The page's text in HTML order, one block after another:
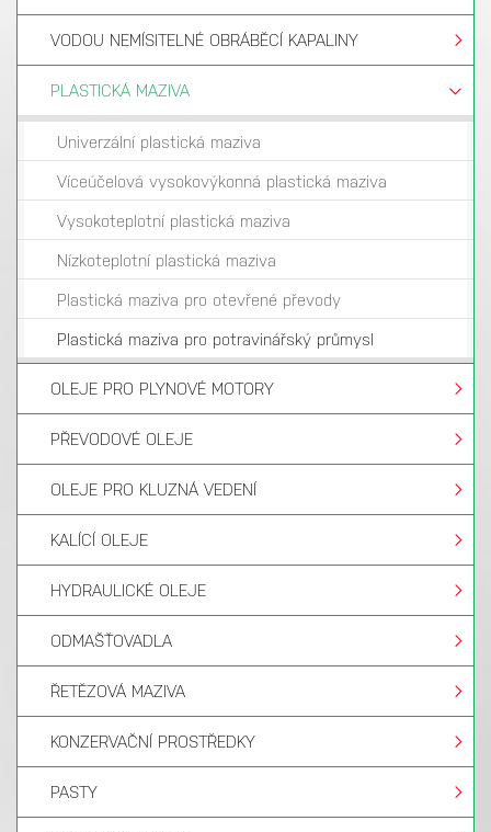
VODOU NEMÍSITELNÉ OBRÁBĚCÍ KAPALINY
PLASTICKÁ MAZIVA
Univerzální plastická maziva
Víceúčelová vysokovýkonná plastická maziva
Vysokoteplotní plastická maziva
Nízkoteplotní plastická maziva
Plastická maziva pro otevřené převody
Plastická maziva pro potravinářský průmysl
OLEJE PRO PLYNOVÉ MOTORY
PŘEVODOVÉ OLEJE
OLEJE PRO KLUZNÁ VEDENÍ
KALÍCÍ OLEJE
HYDRAULICKÉ OLEJE
ODMAŠŤOVADLA
ŘETĚZOVÁ MAZIVA
KONZERVAČNÍ PROSTŘEDKY
PASTY